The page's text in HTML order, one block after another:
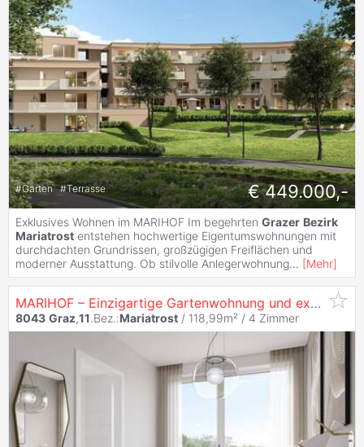
#Garten #Terrasse € 449.000,-
Exklusives Wohnen im MARIHOF Im begehrten Grazer Bezirk
Mariatrost entstehen hochwertige Eigentumswohnungen mit
durchdachten Grundrissen, großzügigen Freiflächen und
moderner Ausstattung. Ob stilvolle Anlegerwohnung... [Mehr]
MARIHOF – Einzigartige Gartenwohnung und exzellente Lebensqualität in
8043 Graz,11.Bez.:Mariatrost / 118,99m² / 4 Zimmer